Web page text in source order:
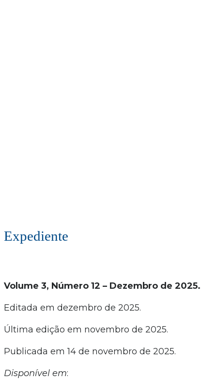
Expediente
Volume 3, Número 12 – Dezembro de 2025.
Editada em dezembro de 2025.
Última edição em novembro de 2025.
Publicada em 14 de novembro de 2025.
Disponível em: